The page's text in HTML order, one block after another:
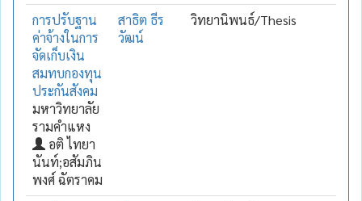
การปรับฐาน
ค่าจ้างในการ
จัดเก็บเงิน
สมทบกองทุน
ประกันสังคม
มหาวิทยาลัย
รามคำแหง
อติ ไทยา
นันท์;อสัมภิน
พงศ์ ฉัตราคม
สาธิต ธีร
วัฒน์
วิทยานิพนธ์/Thesis